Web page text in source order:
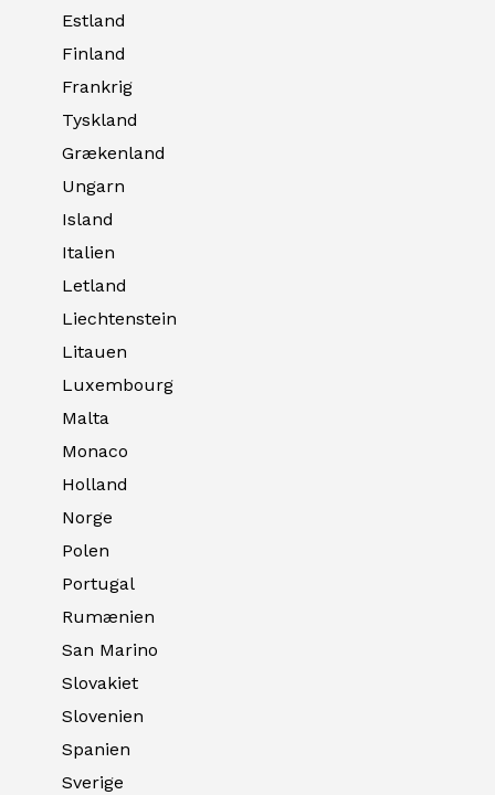
Estland
Finland
Frankrig
Tyskland
Grækenland
Ungarn
Island
Italien
Letland
Liechtenstein
Litauen
Luxembourg
Malta
Monaco
Holland
Norge
Polen
Portugal
Rumænien
San Marino
Slovakiet
Slovenien
Spanien
Sverige